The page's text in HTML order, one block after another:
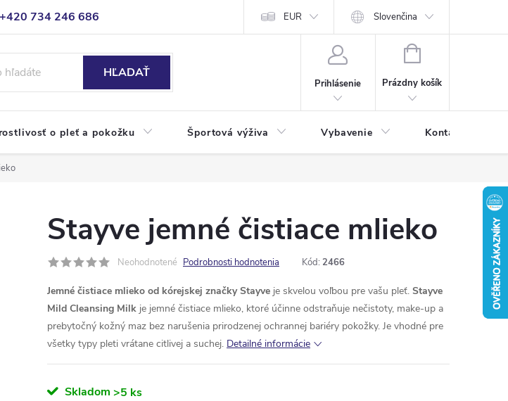
+420 734 246 686 EUR Slovenčina
HĽADAŤ
Prihlásenie
NÁKUPNÝ
Prázdny košík
o pleť a pokožku Športová výživa Vybavenie Kontakty
Stayve jemné čistiace mlieko
Neohodnotené Podrobnosti hodnotenia Kód: 2466
Jemné čistiace mlieko od kórejskej značky Stayve je skvelou voľbou pre vašu pleť. Stayve
Mild Cleansing Milk je jemné čistiace mlieko, ktoré účinne odstraňuje nečistoty, make-up a
prebytočný kožný maz bez narušenia prirodzenej ochrannej bariéry pokožky. Je vhodné pre
všetky typy pleti vrátane citlivej a suchej. Detailné informácie
Skladom >5 ks